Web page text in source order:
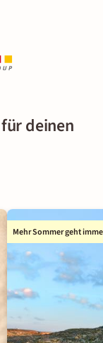
deinen
Mehr Sommer geht